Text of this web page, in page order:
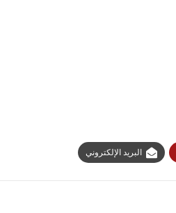
البريد الإلكتروني